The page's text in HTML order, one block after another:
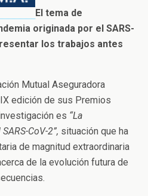
El tema de
originada por el SARS-
los trabajos antes
Mutual Aseguradora
edición de sus Premios
es “La
CoV-2”, situación que ha
de magnitud extraordinaria
de la evolución futura de